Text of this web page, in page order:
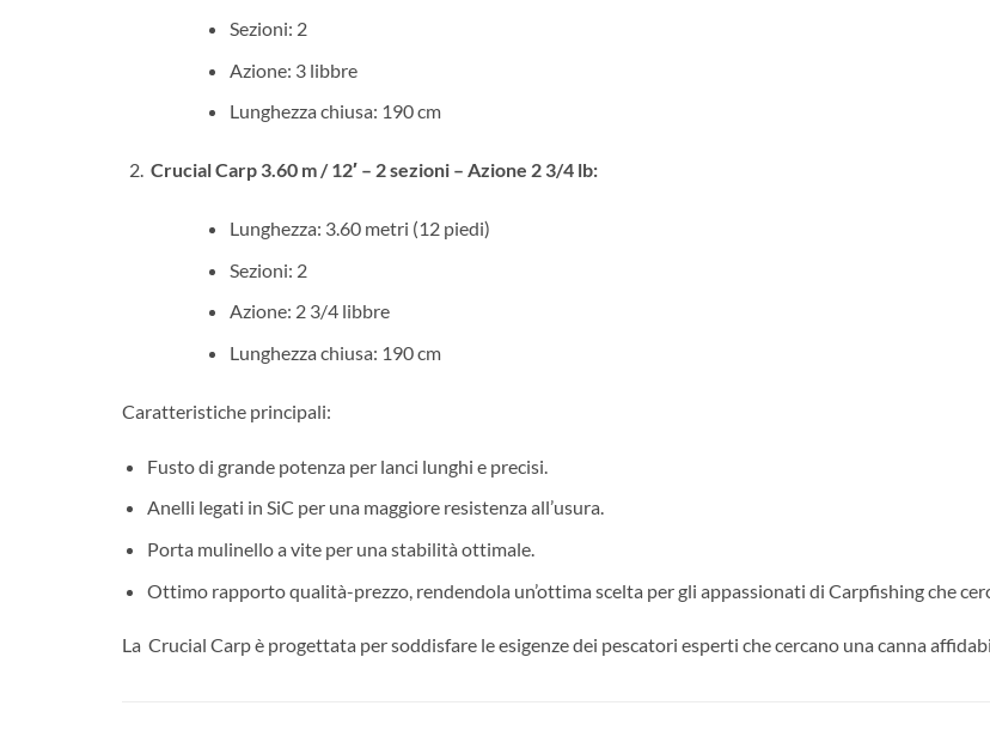
Sezioni: 2
Azione: 3 libbre
Lunghezza chiusa: 190 cm
Crucial Carp 3.60 m / 12′ – 2 sezioni – Azione 2 3/4 lb:
Lunghezza: 3.60 metri (12 piedi)
Sezioni: 2
Azione: 2 3/4 libbre
Lunghezza chiusa: 190 cm
Caratteristiche principali:
Fusto di grande potenza per lanci lunghi e precisi.
Anelli legati in SiC per una maggiore resistenza all’usura.
Porta mulinello a vite per una stabilità ottimale.
Ottimo rapporto qualità-prezzo, rendendola un’ottima scelta per gli appassionati di Carpfishing che
La Crucial Carp è progettata per soddisfare le esigenze dei pescatori esperti che cercano una canna